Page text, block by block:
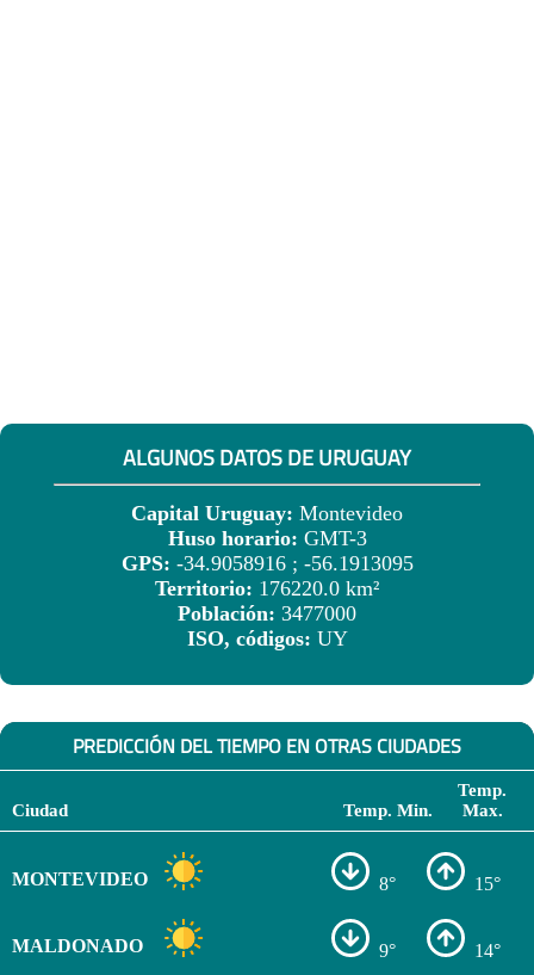
ALGUNOS DATOS DE URUGUAY
Capital Uruguay: Montevideo
Huso horario: GMT-3
GPS: -34.9058916 ; -56.1913095
Territorio: 176220.0 km²
Población: 3477000
ISO, códigos: UY
PREDICCIÓN DEL TIEMPO EN OTRAS CIUDADES
Ciudad Temp. Min.
Temp.
Max.
MONTEVIDEO 8° 15°
MALDONADO 9° 14°